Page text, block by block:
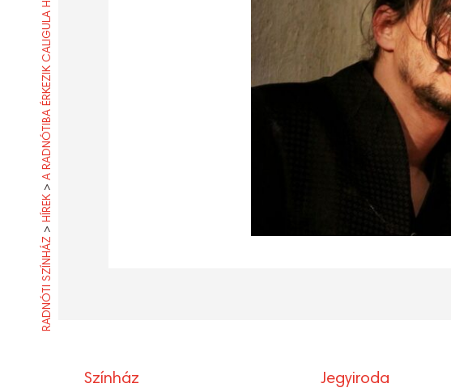
RADNÓTI SZÍNHÁZ
>
HÍREK
>
A RADNÓTIBA ÉRKEZIK CALIGULA HELYTARTÓJA
Színház Jegyiroda